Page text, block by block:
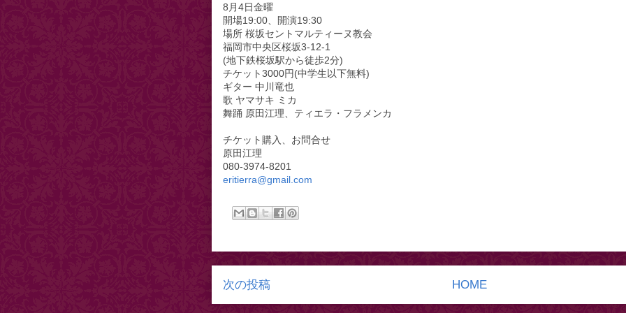
8月4日金曜
開場19:00、開演19:30
場所 桜坂セントマルティーヌ教会
福岡市中央区桜坂3-12-1
(地下鉄桜坂駅から徒歩2分)
チケット3000円(中学生以下無料)
ギター 中川竜也
歌 ヤマサキ ミカ
舞踊 原田江理、ティエラ・フラメンカ
チケット購入、お問合せ
原田江理
080-3974-8201
eritierra@gmail.com
次の投稿 HOME